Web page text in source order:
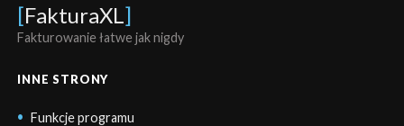
[FakturaXL ]
Fakturowanie łatwe jak nigdy
INNE STRONY
Funkcje programu